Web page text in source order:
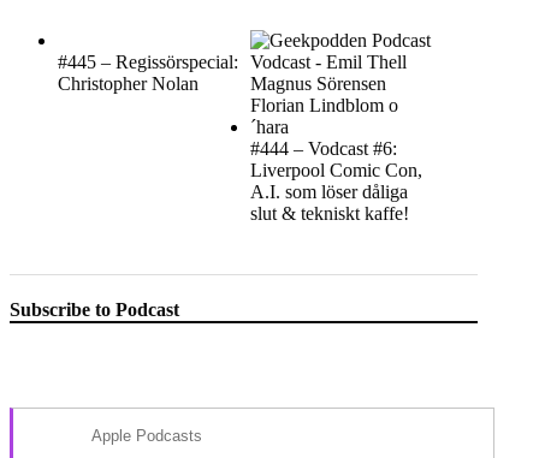
#445 – Regissörspecial:
Christopher Nolan
#444 – Vodcast #6:
Liverpool Comic Con,
A.I. som löser dåliga
slut & tekniskt kaffe!
Subscribe to Podcast
Apple Podcasts